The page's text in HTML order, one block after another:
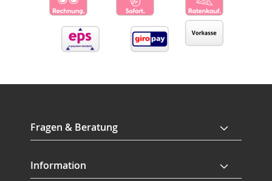
Fragen & Beratung
Information